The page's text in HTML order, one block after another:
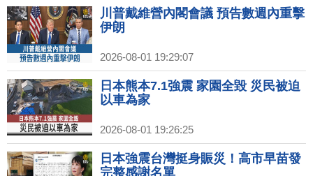
川普戴維營內閣會議 預告數週內重擊
伊朗
2026-08-01 19:29:07
日本熊本7.1強震 家園全毀 災民被迫
以車為家
2026-08-01 19:26:25
日本強震台灣挺身賑災！高市早苗發
完整感謝名單